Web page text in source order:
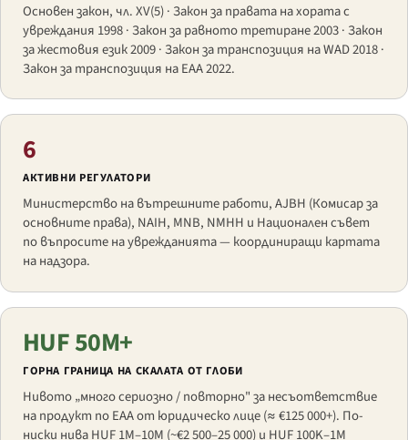
Основен закон, чл. XV(5) · Закон за правата на хората с
увреждания 1998 · Закон за равното третиране 2003 · Закон
за жестовия език 2009 · Закон за транспозиция на WAD 2018 ·
Закон за транспозиция на EAA 2022.
6
АКТИВНИ РЕГУЛАТОРИ
Министерство на вътрешните работи, AJBH (Комисар за
основните права), NAIH, MNB, NMHH и Национален съвет
по въпросите на уврежданията — координиращи картата
на надзора.
HUF 50M+
ГОРНА ГРАНИЦА НА СКАЛАТА ОТ ГЛОБИ
Нивото „много сериозно / повторно" за несъответствие
на продукт по EAA от юридическо лице (≈ €125 000+). По-
ниски нива HUF 1M–10M (~€2 500–25 000) и HUF 100K–1M